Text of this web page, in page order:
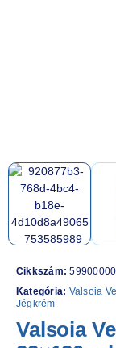
Cikkszám:
Kategória: Valsoia
Jégkrém
Valsoia